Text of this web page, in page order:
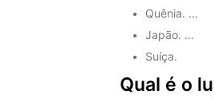
Quênia. ...
Japão. ...
Suíça.
Qual é o